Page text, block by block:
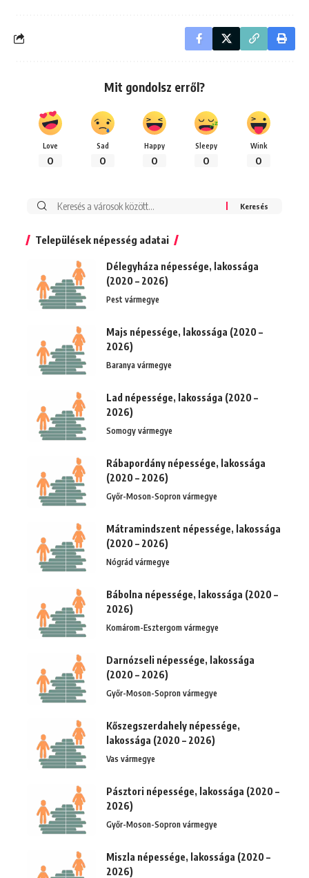
Mit gondolsz erről?
Love
0
Sad
0
Happy
0
Sleepy
0
Wink
0
Keresés:
Települések népesség adatai
Délegyháza népessége, lakossága
(2020 – 2026)
Pest vármegye
Majs népessége, lakossága (2020 –
2026)
Baranya vármegye
Lad népessége, lakossága (2020 –
2026)
Somogy vármegye
Rábapordány népessége, lakossága
(2020 – 2026)
Győr-Moson-Sopron vármegye
Mátramindszent népessége, lakossága
(2020 – 2026)
Nógrád vármegye
Bábolna népessége, lakossága (2020 –
2026)
Komárom-Esztergom vármegye
Darnózseli népessége, lakossága
(2020 – 2026)
Győr-Moson-Sopron vármegye
Kőszegszerdahely népessége,
lakossága (2020 – 2026)
Vas vármegye
Pásztori népessége, lakossága (2020 –
2026)
Győr-Moson-Sopron vármegye
Miszla népessége, lakossága (2020 –
2026)